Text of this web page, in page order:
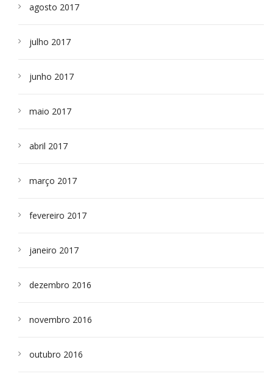
agosto 2017
julho 2017
junho 2017
maio 2017
abril 2017
março 2017
fevereiro 2017
janeiro 2017
dezembro 2016
novembro 2016
outubro 2016